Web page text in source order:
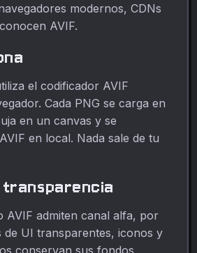
modernos, CDNs
AVIF.
el codificador AVIF
Cada PNG se carga en
en un canvas y se
en local. Nada sale de tu
transparencia
AVIF admiten canal alfa, por
de UI transparentes, iconos y
conservan sus fondos